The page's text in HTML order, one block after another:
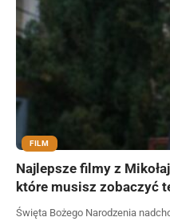
FILM
Najlepsze filmy z
które musisz zobaczyć
Święta Bożego Narodzenia